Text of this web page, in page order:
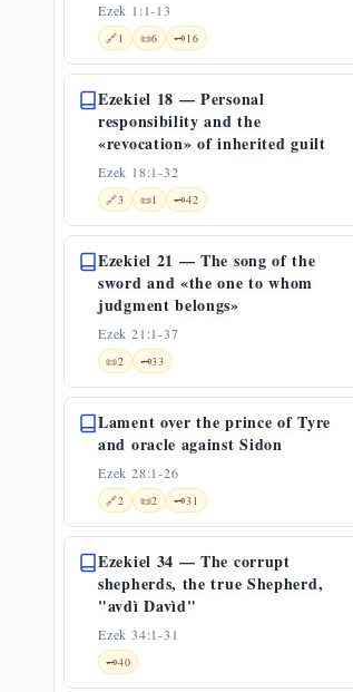
Ezek 1:1-13
🔗1 📜6 🗝️16
Ezekiel 18 — Personal
responsibility and the
«revocation» of inherited guilt
Ezek 18:1-32
🔗3 📜1 🗝️42
Ezekiel 21 — The song of the
sword and «the one to whom
judgment belongs»
Ezek 21:1-37
📜2 🗝️33
Lament over the prince of Tyre
and oracle against Sidon
Ezek 28:1-26
🔗2 📜2 🗝️31
Ezekiel 34 — The corrupt
shepherds, the true Shepherd,
"avdì Davìd"
Ezek 34:1-31
🗝️40